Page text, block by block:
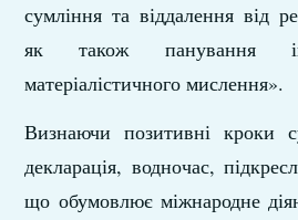
сумління та віддалення від
як також панування
матеріалістичного мислення».
Визнаючи позитивні кроки
декларація, водночас,
що обумовлює міжнародне